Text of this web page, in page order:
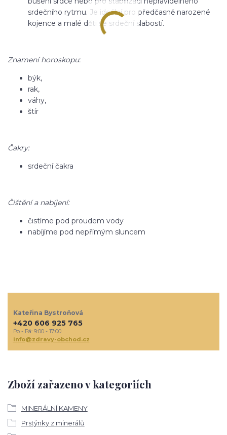
srdečního rytmu. Je ideální pro předčasně narozené
kojence a malé děti se srdeční slabostí.
Znamení horoskopu:
býk,
rak,
váhy,
štír
Čakry:
srdeční čakra
Čištění a nabíjení:
čistíme pod proudem vody
nabíjíme pod nepřímým sluncem
Zboží zařazeno v kategoriích
MINERÁLNÍ KAMENY
Prstýnky z minerálů
Kateřina Bystroňová
+420 606 925 765
Po - Pá: 9:00 - 17:00
info@zdravy-obchod.cz